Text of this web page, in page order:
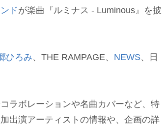
ドが楽曲『ルミナス - Luminous』を披
ひろみ、THE RAMPAGE、 NEWS、日
ラボレーションや名曲カバーなど、特
出演アーティストの情報や、企画の詳